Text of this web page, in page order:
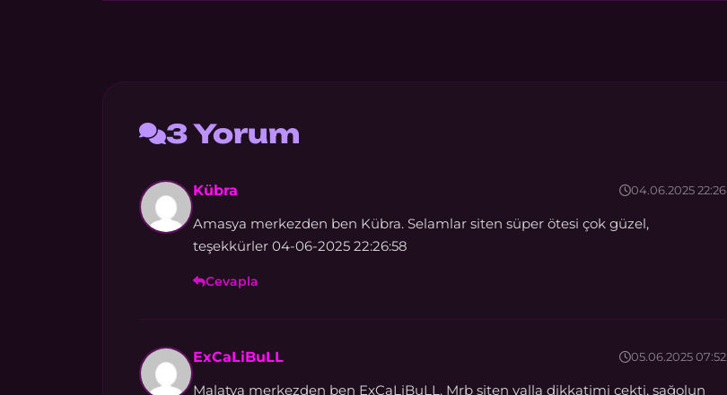
3 Yorum
Kübra 04.06.2025 22:26
Amasya merkezden ben Kübra. Selamlar siten süper ötesi çok güzel,
teşekkürler 04-06-2025 22:26:58
Cevapla
ExCaLiBuLL 05.06.2025 07:52
Malatya merkezden ben ExCaLiBuLL. Mrb siten valla dikkatimi çekti, sağolun